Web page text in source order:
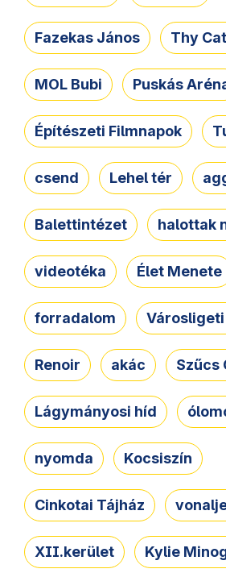
Fazekas János Thy
MOL Bubi Puskás
Építészeti Filmnapok
csend Lehel tér
Balettintézet halottak
videotéka Élet Menete
forradalom
Renoir akác Szűcs
Lágymányosi híd
nyomda Kocsiszín
Cinkotai Tájház
XII.kerület Kylie